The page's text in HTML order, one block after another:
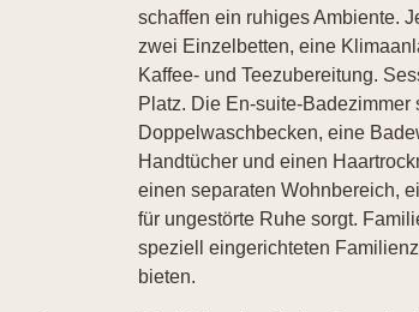
schaffen ein ruhiges Ambiente.
zwei Einzelbetten, eine
Kaffee- und Teezubereitung.
Platz. Die En-suite-
Doppelwaschbecken, eine
Handtücher und einen
einen separaten Wohnbereich,
für ungestörte Ruhe sorgt.
speziell eingerichteten
bieten.